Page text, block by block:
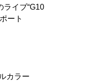
ライブ“G10
ート
カラー